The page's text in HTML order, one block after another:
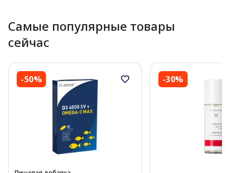
Самые популярные товары
сейчас
-50% -30%